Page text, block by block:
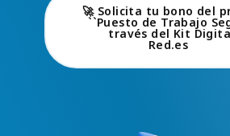
🚀 Solicita tu bono del
``Puesto de Trabajo
través del Kit
Red.es